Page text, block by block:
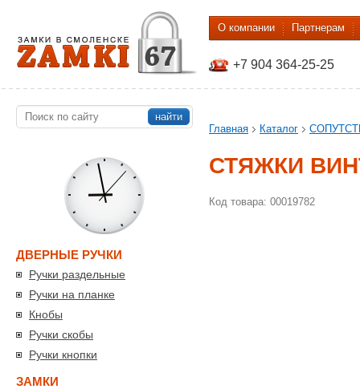
О компании Партнерам
+7 904 364-25-25
найти
ДВЕРНЫЕ РУЧКИ
Ручки раздельные
Ручки на планке
Кнобы
Ручки скобы
Ручки кнопки
ЗАМКИ
Главная Каталог
СТЯЖКИ
Код товара: 00019782